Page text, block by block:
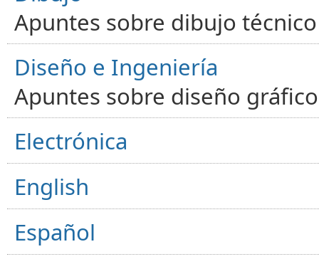
Apuntes sobre dibujo
Diseño e Ingeniería
Apuntes sobre diseño
Electrónica
English
Español